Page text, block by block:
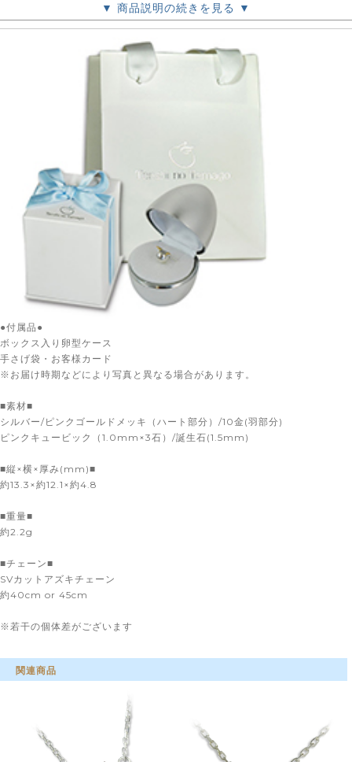
▼ 商品説明の続きを見る ▼
●付属品●
ボックス入り卵型ケース
手さげ袋・お客様カード
※お届け時期などにより写真と異なる場合があります。
■素材■
シルバー/ピンクゴールドメッキ（ハート部分）/10金(羽部分)
ピンクキュービック（1.0mm×3石）/誕生石(1.5mm)
■縦×横×厚み(mm)■
約13.3×約12.1×約4.8
■重量■
約2.2g
■チェーン■
SVカットアズキチェーン
約40cm or 45cm
※若干の個体差がございます
関連商品